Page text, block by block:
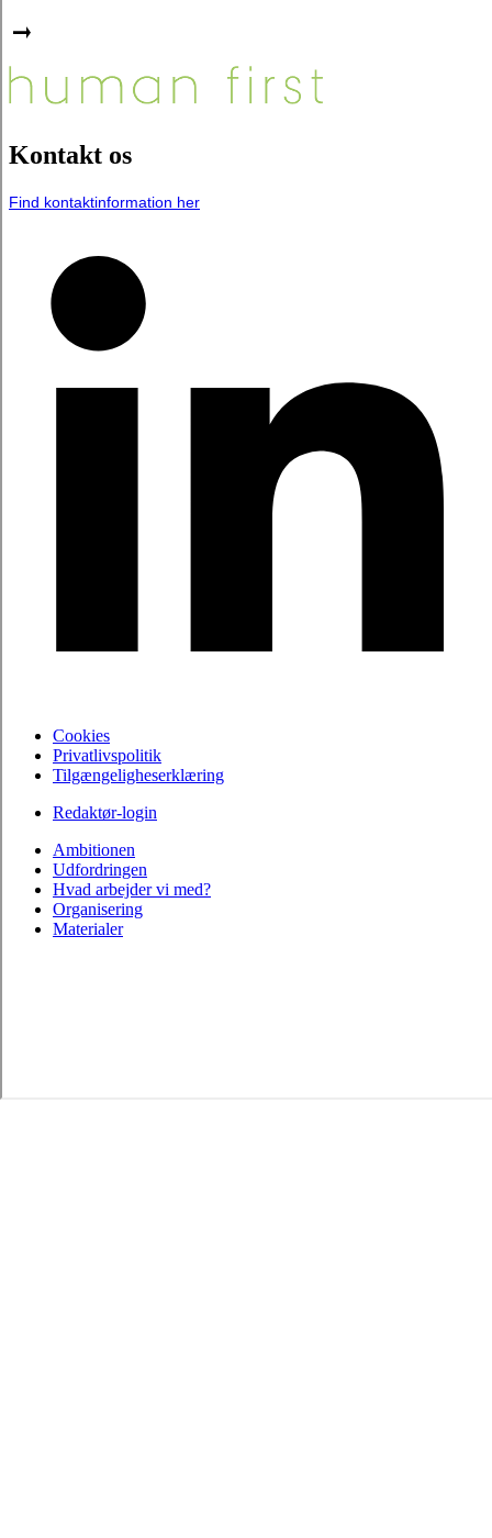
Kontakt os
Find kontaktinformation her
Cookies
Privatlivspolitik
Tilgængeligheserklæring
Redaktør-login
Ambitionen
Udfordringen
Hvad arbejder vi med?
Organisering
Materialer